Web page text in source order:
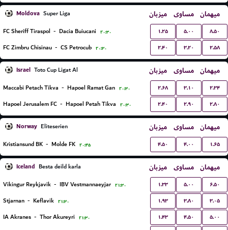
Moldova Super Liga میزبان مساوی میهمان
FC Sheriff Tiraspol - Dacia Buiucani ۲۰:۳۰ ۱.۲۵ ۵.۰۰ ۸.۵۰
FC Zimbru Chisinau - CS Petrocub ۲۰:۳۰ ۲.۴۰ ۳.۲۰ ۲.۵۸
Israel Toto Cup Ligat Al میزبان مساوی میهمان
Maccabi Petach Tikva - Hapoel Ramat Gan ۲۰:۳۰ ۲.۶۸ ۳.۱۰ ۲.۳۴
Hapoel Jerusalem FC - Hapoel Petah Tikva ۲۰:۳۰ ۲.۴۰ ۲.۹۰ ۲.۸۰
Norway Eliteserien میزبان مساوی میهمان
Kristiansund BK - Molde FK ۲۰:۴۵ ۴.۵۰ ۴.۰۰ ۱.۶۵
Iceland Besta deild karla میزبان مساوی میهمان
Vikingur Reykjavik - IBV Vestmannaeyjar ۲۱:۳۰ ۱.۳۳ ۵.۰۰ ۶.۵۰
Stjarnan - Keflavik ۲۱:۳۰ ۱.۹۳ ۳.۸۰ ۳.۰۵
IA Akranes - Thor Akureyri ۲۱:۳۰ ۱.۴۳ ۴.۵۰ ۵.۰۰